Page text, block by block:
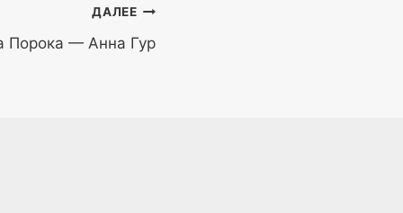
ДАЛЕЕ
Порока — Анна Гур